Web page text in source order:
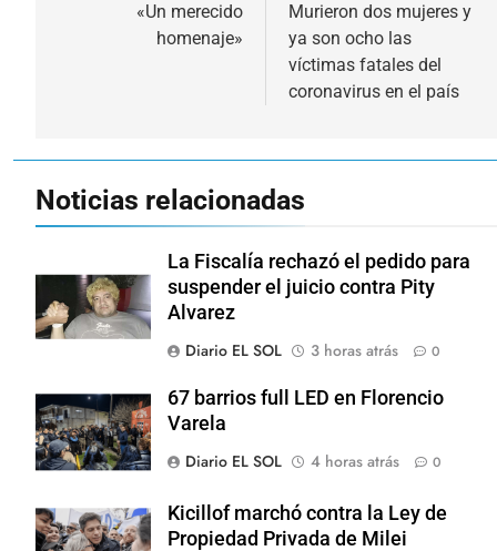
«Un merecido
homenaje»
Murieron dos mujeres y
ya son ocho las
víctimas fatales del
coronavirus en el país
Noticias relacionadas
La Fiscalía rechazó el pedido para
suspender el juicio contra Pity
Alvarez
Diario EL SOL
3 horas atrás 0
67 barrios full LED en Florencio
Varela
Diario EL SOL
4 horas atrás 0
Kicillof marchó contra la Ley de
Propiedad Privada de Milei